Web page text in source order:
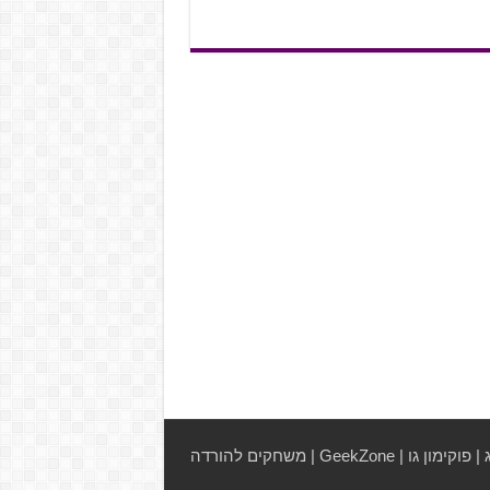
|פוקימון גו |
GeekZone
| משחקים להורדה